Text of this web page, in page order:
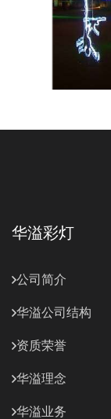
华溢彩灯
公司简介
华溢公司结构
资质荣誉
华溢理念
华溢业务